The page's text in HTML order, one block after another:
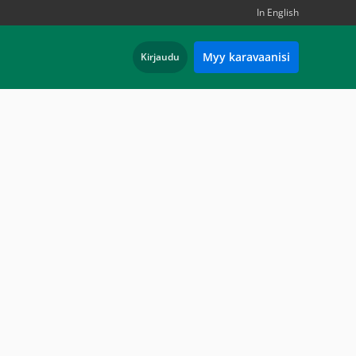
In English
Kirjaudu Myy karavaanisi